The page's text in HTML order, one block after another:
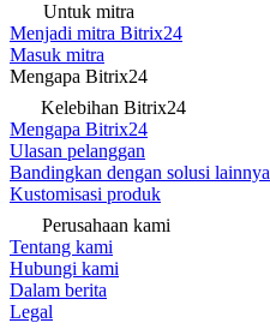
Untuk mitra
Menjadi mitra Bitrix24
Masuk mitra
Mengapa Bitrix24
Kelebihan Bitrix24
Mengapa Bitrix24
Ulasan pelanggan
Bandingkan dengan solusi lainnya
Kustomisasi produk
Perusahaan kami
Tentang kami
Hubungi kami
Dalam berita
Legal